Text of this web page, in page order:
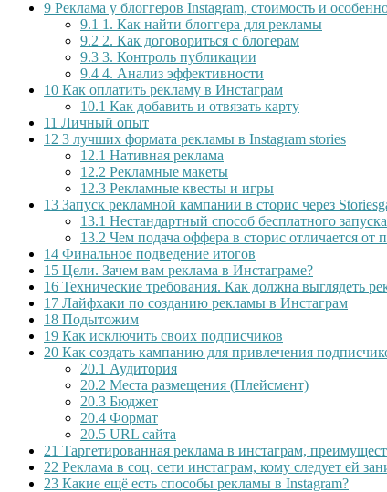
9 Реклама у блоггеров Instagram, стоимость и
9.1 1. Как найти блоггера для рекламы
9.2 2. Как договориться с блогерам
9.3 3. Контроль публикации
9.4 4. Анализ эффективности
10 Как оплатить рекламу в Инстаграм
10.1 Как добавить и отвязать карту
11 Личный опыт
12 3 лучших формата рекламы в Instagram stories
12.1 Нативная реклама
12.2 Рекламные макеты
12.3 Рекламные квесты и игры
13 Запуск рекламной кампании в сторис через
13.1 Нестандартный способ бесплатного
13.2 Чем подача оффера в сторис отличается от
14 Финальное подведение итогов
15 Цели. Зачем вам реклама в Инстаграме?
16 Технические требования. Как должна выглядеть
17 Лайфхаки по созданию рекламы в Инстаграм
18 Подытожим
19 Как исключить своих подписчиков
20 Как создать кампанию для привлечения
20.1 Аудитория
20.2 Места размещения (Плейсмент)
20.3 Бюджет
20.4 Формат
20.5 URL сайта
21 Таргетированная реклама в инстаграм,
22 Реклама в соц. сети инстаграм, кому следует ей
23 Какие ещё есть способы рекламы в Instagram?